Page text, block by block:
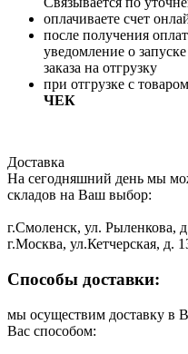
оплачиваете счет
после получения
уведомление о
заказа на отгрузку
при отгрузке с
ЧЕК
Доставка
На сегодняшний день мы
складов на Ваш выбор:
г.Смоленск, ул. Рыленкова,
г.Москва, ул.Кетчерская, д.
Способы доставки:
мы осуществим доставку в
Вас способом: